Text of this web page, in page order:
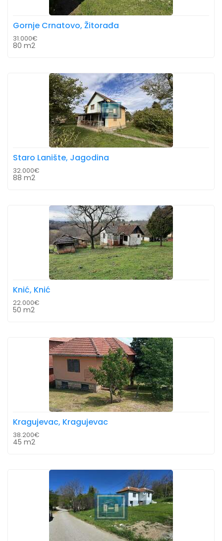
Gornje Crnatovo, Žitorađa
31.000€
80 m2
Staro Lanište, Jagodina
32.000€
88 m2
Knić, Knić
22.000€
50 m2
Kragujevac, Kragujevac
38.200€
45 m2